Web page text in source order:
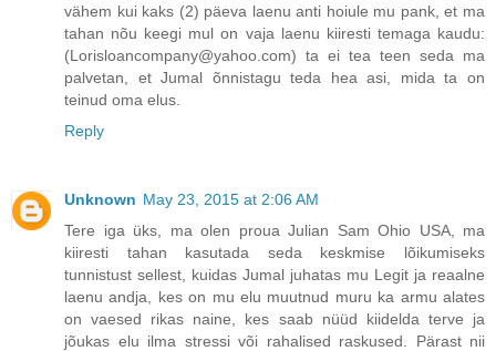
vähem kui kaks (2) päeva laenu anti hoiule mu pank, et ma
tahan nõu keegi mul on vaja laenu kiiresti temaga kaudu:
(Lorisloancompany@yahoo.com) ta ei tea teen seda ma
palvetan, et Jumal õnnistagu teda hea asi, mida ta on
teinud oma elus.
Reply
Unknown May 23, 2015 at 2:06 AM
Tere iga üks, ma olen proua Julian Sam Ohio USA, ma
kiiresti tahan kasutada seda keskmise lõikumiseks
tunnistust sellest, kuidas Jumal juhatas mu Legit ja reaalne
laenu andja, kes on mu elu muutnud muru ka armu alates
on vaesed rikas naine, kes saab nüüd kiidelda terve ja
jõukas elu ilma stressi või rahalised raskused. Pärast nii